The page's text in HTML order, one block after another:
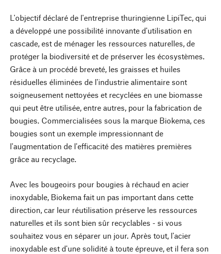
L'objectif déclaré de l'entreprise thuringienne LipiTec, qui
a développé une possibilité innovante d'utilisation en
cascade, est de ménager les ressources naturelles, de
protéger la biodiversité et de préserver les écosystèmes.
Grâce à un procédé breveté, les graisses et huiles
résiduelles éliminées de l'industrie alimentaire sont
soigneusement nettoyées et recyclées en une biomasse
qui peut être utilisée, entre autres, pour la fabrication de
bougies. Commercialisées sous la marque Biokema, ces
bougies sont un exemple impressionnant de
l'augmentation de l'efficacité des matières premières
grâce au recyclage.
Avec les bougeoirs pour bougies à réchaud en acier
inoxydable, Biokema fait un pas important dans cette
direction, car leur réutilisation préserve les ressources
naturelles et ils sont bien sûr recyclables - si vous
souhaitez vous en séparer un jour. Après tout, l'acier
inoxydable est d'une solidité à toute épreuve, et il fera son